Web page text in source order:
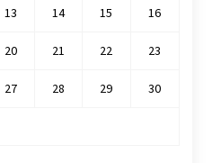
13 14 15 16
20 21 22 23
27 28 29 30